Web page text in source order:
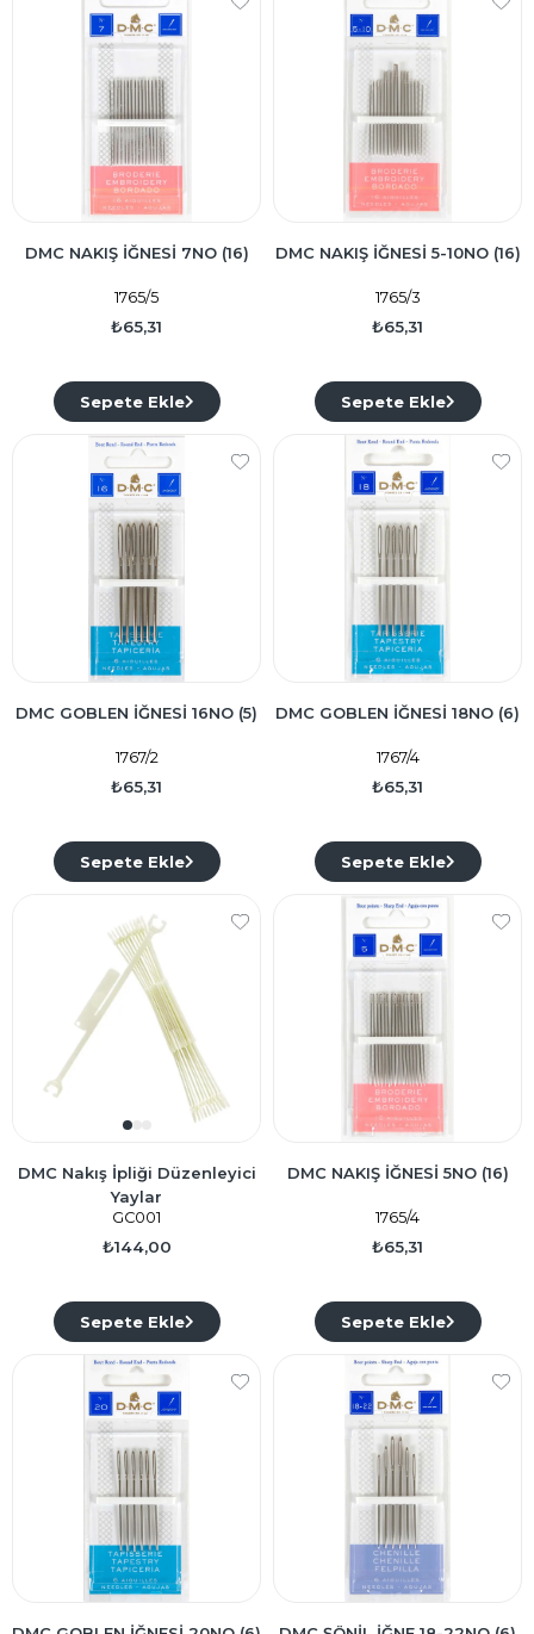
DMC NAKIŞ İĞNESİ 7NO (16)
1765/5
₺65,31
Sepete Ekle
DMC NAKIŞ İĞNESİ 5-10NO (16)
1765/3
₺65,31
Sepete Ekle
DMC GOBLEN İĞNESİ 16NO (5)
1767/2
₺65,31
Sepete Ekle
DMC GOBLEN İĞNESİ 18NO (6)
1767/4
₺65,31
Sepete Ekle
DMC Nakış İpliği Düzenleyici
Yaylar
GC001
₺144,00
Sepete Ekle
DMC NAKIŞ İĞNESİ 5NO (16)
1765/4
₺65,31
Sepete Ekle